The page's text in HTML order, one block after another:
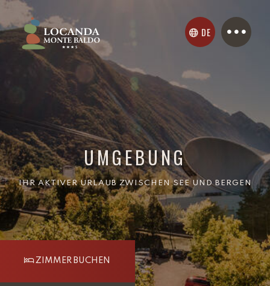
DE
UMGEBUNG
IHR AKTIVER URLAUB ZWISCHEN SEE UND BERGEN
ZIMMER BUCHEN